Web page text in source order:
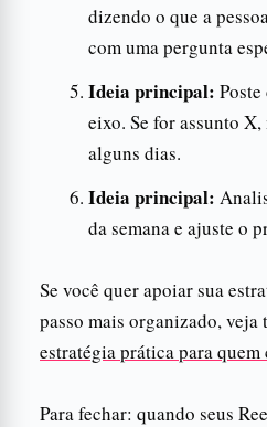
dizendo o que a
com uma pergunta
Ideia principal:
eixo. Se for assunto
alguns dias.
Ideia principal:
da semana e ajuste o
Se você quer apoiar sua
passo mais organizado, veja
estratégia prática para
Para fechar: quando seus